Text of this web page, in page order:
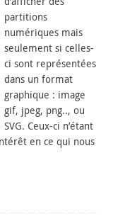
partitions
numériques mais
seulement si celles-
ci sont représentées
dans un format
graphique : image
gif, jpeg, png.., ou
SVG. Ceux-ci n’étant
en ce qui nous